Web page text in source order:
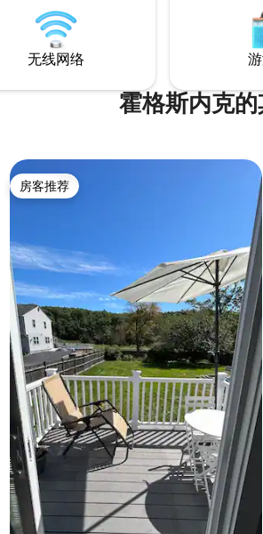
无线网络
霍格斯内克
5 分（满分 5 分），共 25 条评价
房客推荐
房客推荐